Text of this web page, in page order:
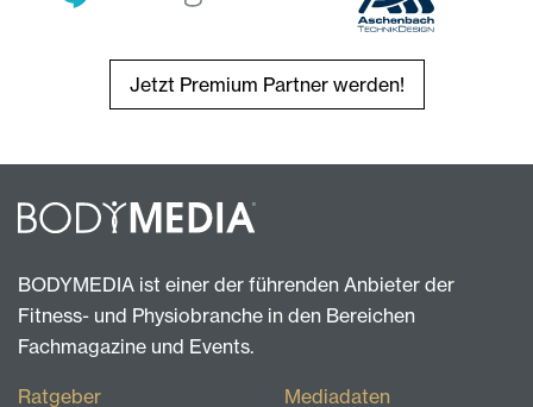
Jetzt Premium Partner werden!
BODYMEDIA ist einer der führenden Anbieter der
Fitness- und Physiobranche in den Bereichen
Fachmagazine und Events.
Ratgeber Mediadaten